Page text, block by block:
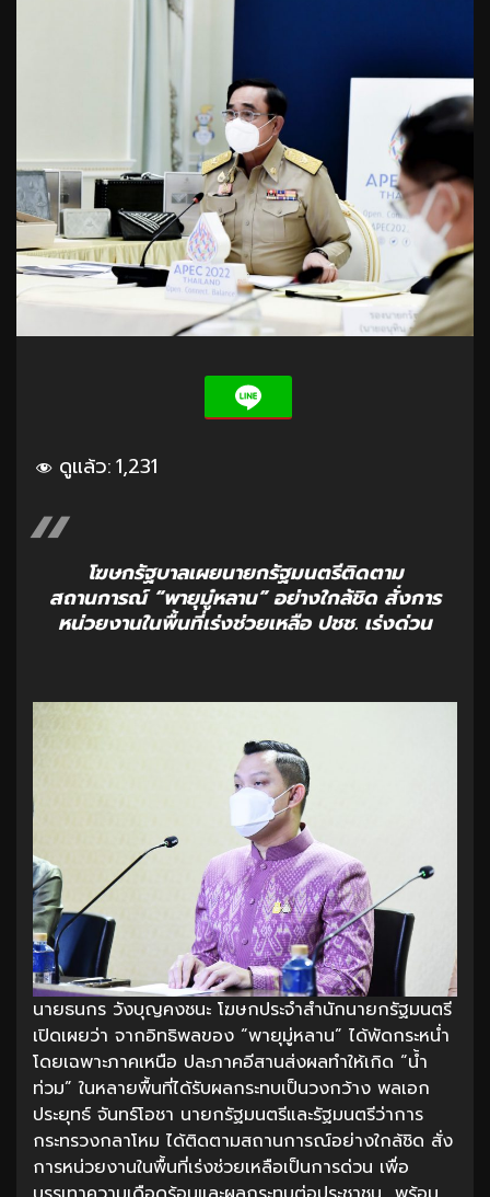
ดูแล้ว:1,231
โฆษกรัฐบาลเผยนายกรัฐมนตรีติดตาม
สถานการณ์ “พายุมู๋หลาน” อย่างใกล้ชิด สั่งการ
หน่วยงานในพื้นที่เร่งช่วยเหลือ ปชช. เร่งด่วน
นายธนกร วังบุญคงชนะ โฆษกประจำสำนักนายกรัฐมนตรี
เปิดเผยว่า จากอิทธิพลของ “พายุมู่หลาน” ได้พัดกระหน่ำ
โดยเฉพาะภาคเหนือ ปละภาคอีสานส่งผลทำให้เกิด “น้ำ
ท่วม” ในหลายพื้นที่ได้รับผลกระทบเป็นวงกว้าง พลเอก
ประยุทธ์ จันทร์โอชา นายกรัฐมนตรีและรัฐมนตรีว่าการ
กระทรวงกลาโหม ได้ติดตามสถานการณ์อย่างใกล้ชิด สั่ง
การหน่วยงานในพื้นที่เร่งช่วยเหลือเป็นการด่วน เพื่อ